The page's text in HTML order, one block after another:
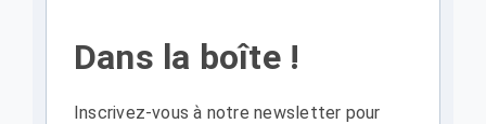
Dans la boîte !
Inscrivez-vous à notre newsletter pour